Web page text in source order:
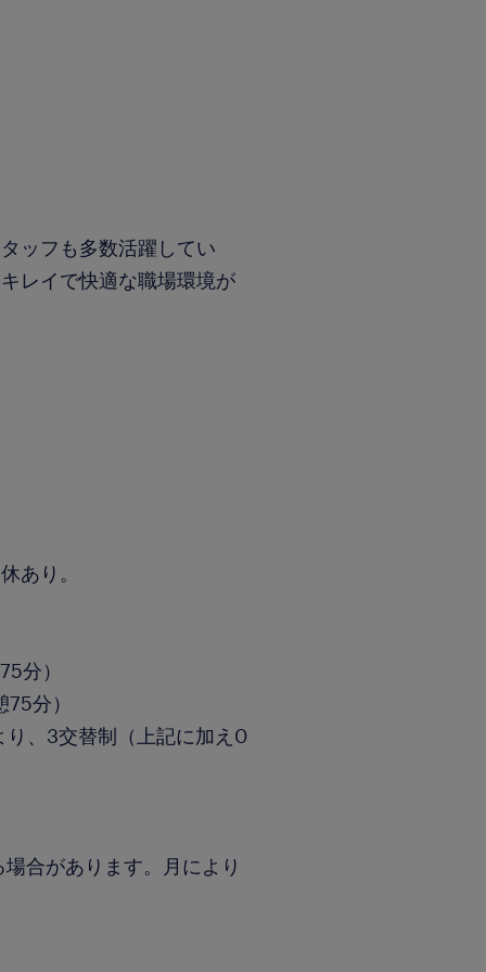
ッフも多数活躍してい
レイで快適な職場環境が
あり。
分）
分）
、3交替制（上記に加え0
合があります。月により